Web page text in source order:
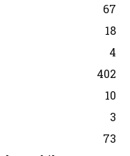
67
18
4
402
10
3
73